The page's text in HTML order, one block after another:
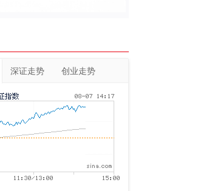
深证走势 创业走势